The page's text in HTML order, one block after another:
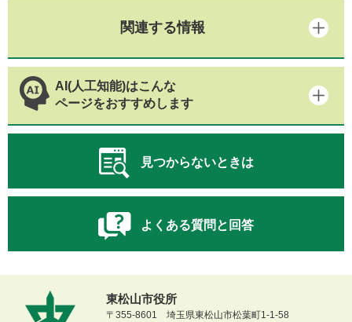
関連する情報
AI(人工知能)はこんな
ページをおすすめします
見つからないときは
よくある質問と回答
東松山市役所
〒355-8601 埼玉県東松山市松葉町1-1-58